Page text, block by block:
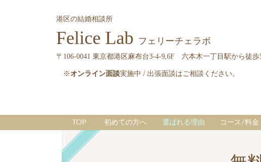
港区の結婚相談所
Felice Lab フェリーチェラボ
〒106-0041 東京都港区麻布台3-4-9,6F 六本木一丁目駅から徒歩
※オンライン面談実施中 / 出張面談はご相談ください。
TOP 初めての方へ 選ばれる理由 コース/料金